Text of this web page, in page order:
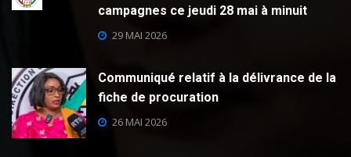
campagnes ce jeudi 28 mai à minuit
29 MAI 2026
Communiqué relatif à la délivrance de la
fiche de procuration
26 MAI 2026